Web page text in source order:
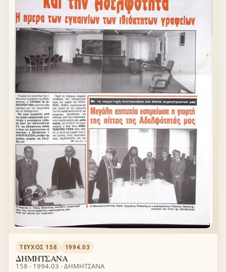
ΤΕΎΧΟΣ 158 1994.03
ΔΗΜΗΤΣΑΝΑ
158 - 1994.03 - ΔΗΜΗΤΣΑΝΑ